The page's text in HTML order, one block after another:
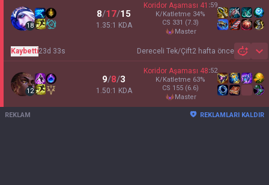
18
8/17/15
1.35:1 KDA
Koridor Aşaması 41 :59
K/Katletme 34%
CS 331 (7.3)
master
Dereceli Tek/Çift2 hafta önce
Kaybetti23d 33s
12
9/8/3
1.50:1 KDA
Koridor Aşaması 48:52
K/Katletme 63%
CS 155 (6.6)
master
REKLAM REKLAMLARI KALDIR